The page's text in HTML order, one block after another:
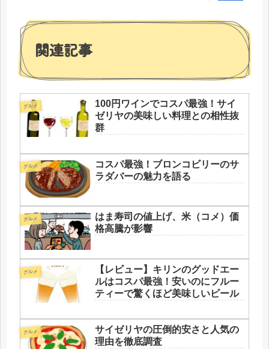
関連記事
グルメ
100円ワインでコスパ最強！サイ
ゼリヤの美味しい料理との相性抜
群
グルメ
コスパ最強！ブロンコビリーのサ
ラダバーの魅力を語る
グルメ
はま寿司の値上げ、米（コメ）価
格高騰が影響
グルメ
【レビュー】キリンのグッドエー
ルはコスパ最強！安いのにフルー
ティーで驚くほど美味しいビール
グルメ
サイゼリヤの圧倒的安さと人気の
理由を徹底調査